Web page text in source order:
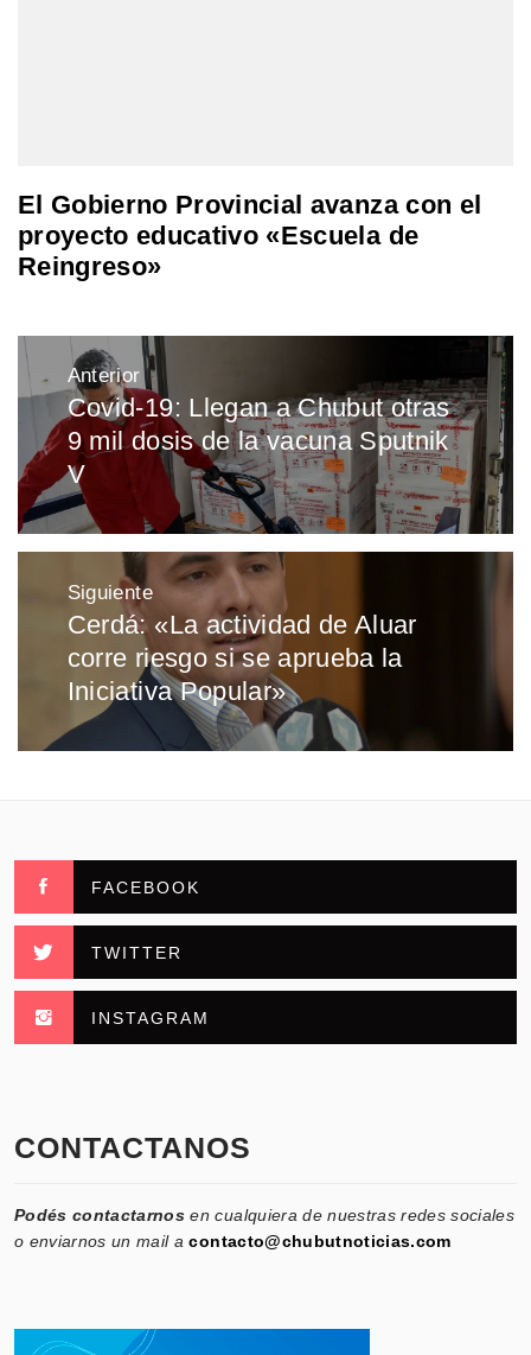
El Gobierno Provincial avanza con el
proyecto educativo «Escuela de
Reingreso»
Navegación
de
entradas
Anterior
Entrada
anterior:
Covid-19: Llegan a Chubut otras
9 mil dosis de la vacuna Sputnik
V
Siguiente
Entrada
siguiente:
Cerdá: «La actividad de Aluar
corre riesgo si se aprueba la
Iniciativa Popular»
FACEBOOK
TWITTER
INSTAGRAM
CONTACTANOS
Podés contactarnos en cualquiera de nuestras redes sociales
o enviarnos un mail acontacto@chubutnoticias.com